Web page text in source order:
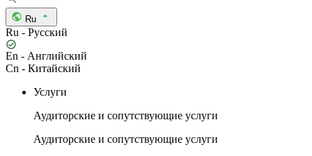
Ru
Ru - Русский
En - Английский
Cn - Китайский
Услуги
Аудиторские и сопутствующие услуги
Аудиторские и сопутствующие услуги